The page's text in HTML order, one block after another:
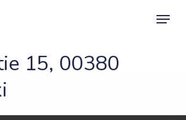
Menu
15, 00380